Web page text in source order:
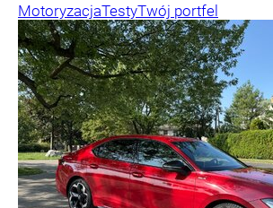
MotoryzacjaTestyTwój portfel